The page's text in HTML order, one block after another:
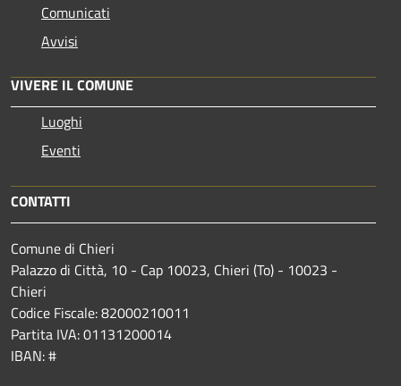
Comunicati
Avvisi
VIVERE IL COMUNE
Luoghi
Eventi
CONTATTI
Comune di Chieri
Palazzo di Città, 10 - Cap 10023, Chieri (To) - 10023 -
Chieri
Codice Fiscale: 82000210011
Partita IVA: 01131200014
IBAN: #